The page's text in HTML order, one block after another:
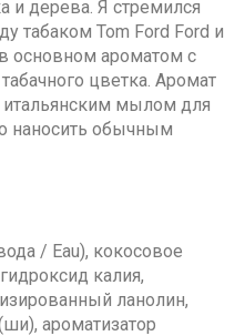
и дерева. Я стремился
табаком Tom Ford Ford и
основном ароматом с
цветка. Аромат
итальянским мылом для
наносить обычным
/ Eau), кокосовое
калия,
ланолин,
ароматизатор